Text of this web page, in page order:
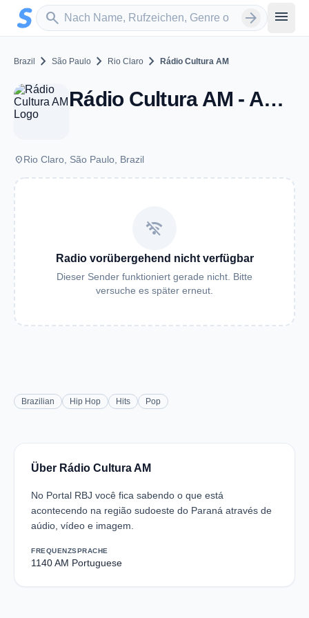
Zum Hauptinhalt springen
search
Sender suchen arrow_forward menu
Brazil chevron_right São Paulo chevron_right Rio Claro chevron_right Rádio Cultura AM
Rádio Cultura AM - AM 1140 - Rio Claro
placeRio Claro, São Paulo, Brazil
wifi_off
Radio vorübergehend nicht verfügbar
Dieser Sender funktioniert gerade nicht. Bitte
versuche es später erneut.
Brazilian Hip Hop Hits Pop
Über Rádio Cultura AM
No Portal RBJ você fica sabendo o que está
acontecendo na região sudoeste do Paraná através de
aúdio, vídeo e imagem.
FREQUENZ
1140 AM
SPRACHE
Portuguese